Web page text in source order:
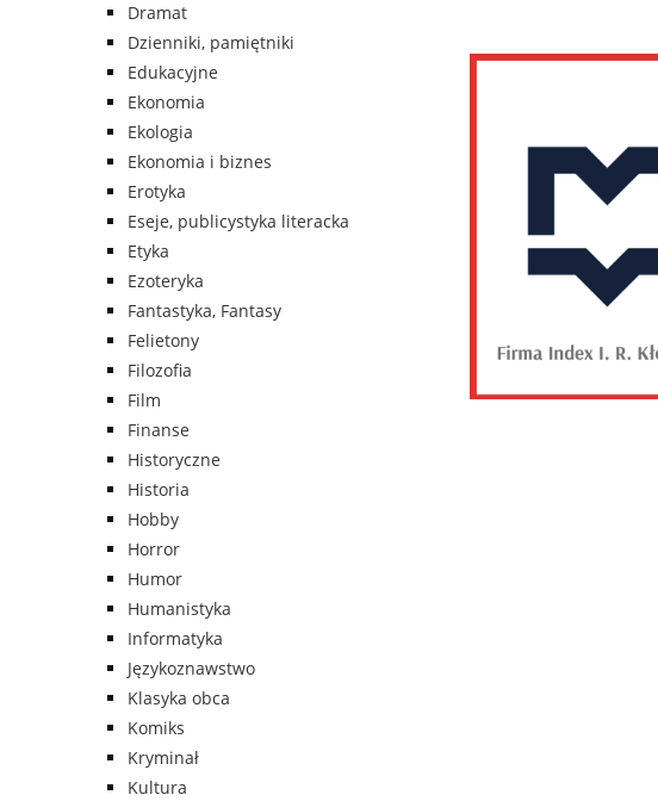
Dramat
Dzienniki, pamiętniki
Edukacyjne
Ekonomia
Ekologia
Ekonomia i biznes
Erotyka
Eseje, publicystyka literacka
Etyka
Ezoteryka
Fantastyka, Fantasy
Felietony
Filozofia
Film
Finanse
Historyczne
Historia
Hobby
Horror
Humor
Humanistyka
Informatyka
Językoznawstwo
Klasyka obca
Komiks
Kryminał
Kultura